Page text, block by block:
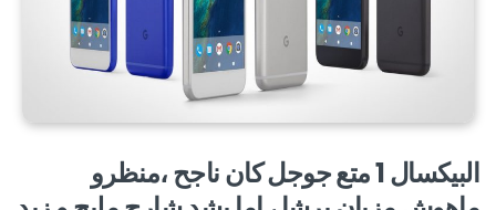
البيكسال 1 متع جوجل كان ناجح ،منظرو